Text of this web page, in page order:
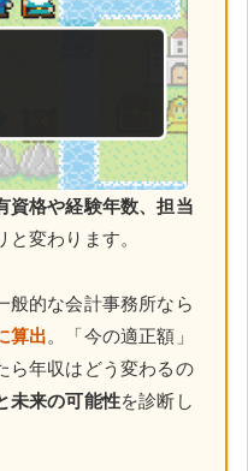
資格や経験年数、担当
変わります。
般的な会計事務所なら
算出。「今の適正額」
ら年収はどう変わるの
未来の可能性を診断し